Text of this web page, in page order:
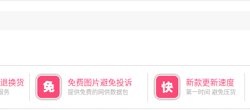
换货
务
免费图片避免投诉
提供免费的网供数据包
新款更新速度
第一时间 避免压货